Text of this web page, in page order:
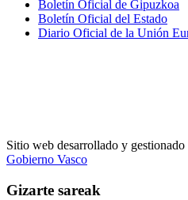
Boletín Oficial de Gipuzkoa
Boletín Oficial del Estado
Diario Oficial de la Unión
Sitio web desarrollado y gestionado
Gobierno Vasco
Gizarte sareak